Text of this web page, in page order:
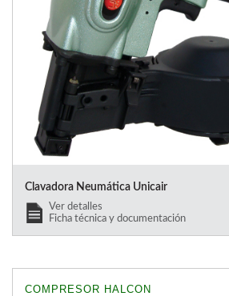
Clavadora Neumática Unicair
Ver detalles
Ficha técnica y documentación
COMPRESOR HALCON